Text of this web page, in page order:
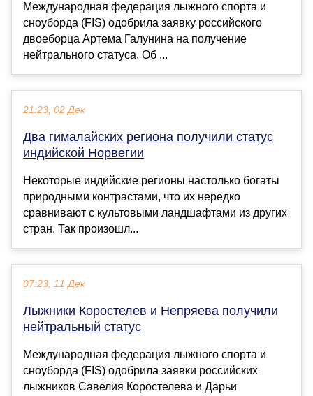
Международная федерация лыжного спорта и
сноуборда (FIS) одобрила заявку российского
двоеборца Артема Галунина на получение
нейтрального статуса. Об ...
21:23, 02 Дек
Два гималайских региона получили статус
индийской Норвегии
Некоторые индийские регионы настолько богаты
природными контрастами, что их нередко
сравнивают с культовыми ландшафтами из других
стран. Так произошл...
07:23, 11 Дек
Лыжники Коростелев и Непряева получили
нейтральный статус
Международная федерация лыжного спорта и
сноуборда (FIS) одобрила заявки российских
лыжников Савелия Коростелева и Дарьи